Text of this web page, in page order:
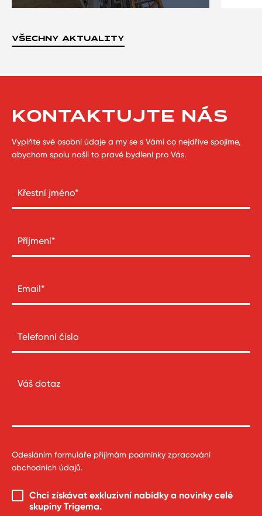
VŠECHNY AKTUALITY
KONTAKTUJTE NÁS
Vyplňte své osobní údaje a my se s Vámi co nejdříve spojíme,
abychom spolu našli to pravé bydlení pro Vás.
Odesláním formuláře přijímám podmínky zpracování
obchodních údajů.
Chci získávat exkluzivní nabídky a novinky celé
skupiny Trigema.